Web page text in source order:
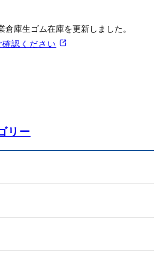
倉庫生ゴム在庫を更新しました。
認ください
リー